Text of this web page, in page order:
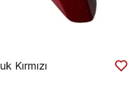
Kırmızı